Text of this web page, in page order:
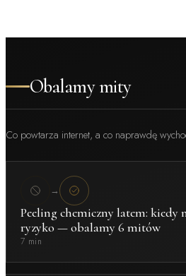
Obalamy mity
Co powtarza internet, a co naprawdę
→
Peeling chemiczny latem: kiedy
ryzyko — obalamy 6 mitów
7 min